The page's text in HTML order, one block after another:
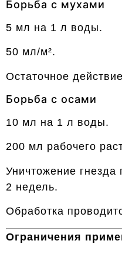
Борьба с мухами
5 мл на 1 л воды.
50 мл/м².
Остаточное
Борьба с осами
10 мл на 1 л воды.
200 мл рабочего
Уничтожение гнезда
2 недель.
Обработка
Ограничения